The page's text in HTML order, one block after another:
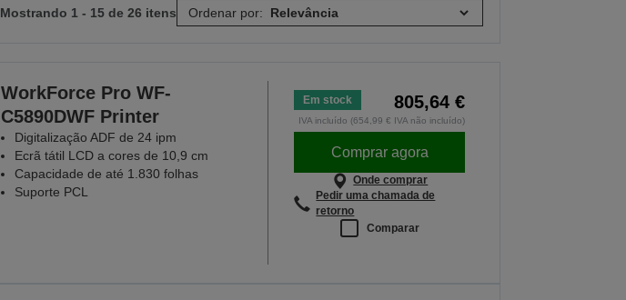
Mostrando 1 - 15 de 26 itens Ordenar por:
WorkForce Pro WF-
C5890DWF Printer
Digitalização ADF de 24 ipm
Ecrã tátil LCD a cores de 10,9 cm
Capacidade de até 1.830 folhas
Suporte PCL
Em stock 805,64 €
IVA incluído (654,99 € IVA não incluído)
Comprar agora
Onde comprar
Pedir uma chamada de
retorno
Comparar